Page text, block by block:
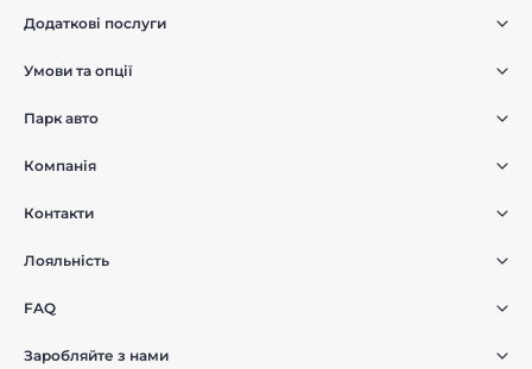
Додаткові послуги
Умови та опції
Парк авто
Компанія
Контакти
Лояльність
FAQ
Заробляйте з нами